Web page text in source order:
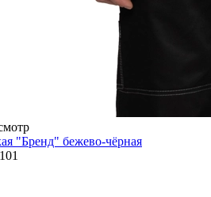
"Бренд" бежево-чёрная